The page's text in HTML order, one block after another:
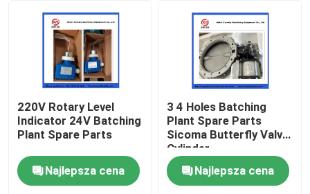
Zestaw do tworzenia betonu
Pompy Rexthod
Części do pomp do betonu SANY
Części pompy do betonu Zoomlion
220V Rotary Level
Indicator 24V Batching
Plant Spare Parts
Najlepsza cena
3 4 Holes Batching
Plant Spare Parts
Sicoma Butterfly Valve
Cylinder
Electropneumatic
Actuator Cylinder
Najlepsza cena